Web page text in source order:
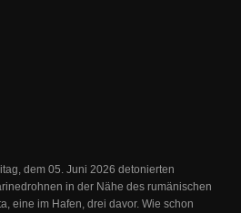
dem 05. Juni 2026 detonierten
in der Nähe des rumänischen
eine im Hafen, drei davor. Wie schon